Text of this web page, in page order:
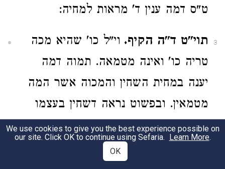
ט"ס דמה ענין ד' מראות למחיה:
3 תוי"ט ד"ה הקיף. וי"ל כו' שהיא מכה
טריה כו' ואינה מטמאה. תמוה דמה
יענה במחית השחין והמכוה אשר המה
מטמאין. ובפשוט נראה דשחין בעצמו
אינו מטמא עד שיהא בו נגע בא' מראות.
וכאן הכוונה שחין לבד בלא נגע. וי"ל עוד
We use cookies to give you the best experience possible on
our site. Click OK to continue using Sefaria. Learn More.
OK